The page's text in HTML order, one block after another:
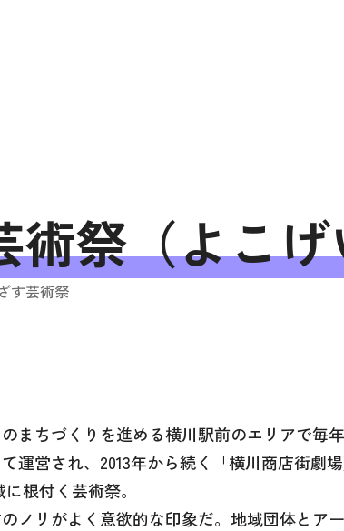
術祭（よこ
す芸術祭
まちづくりを進める横川駅前のエリアで毎
運営され、2013年から続く「横川商店街劇
根付く芸術祭。
ノリがよく意欲的な印象だ。地域団体とア